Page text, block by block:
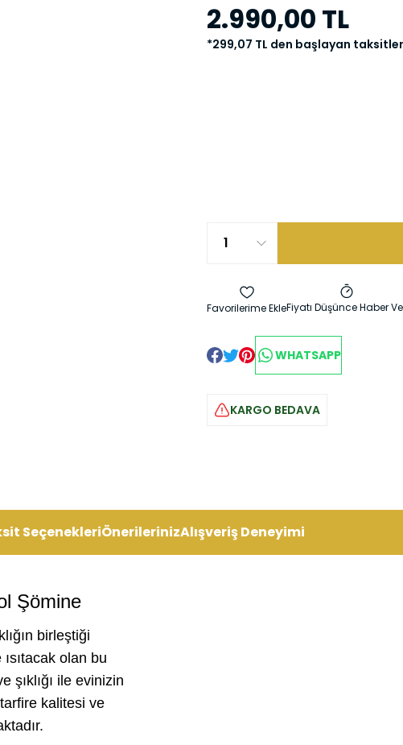
2.990,00 TL
*299,07 TL den başlayan
Fiyatı Düşünce Haber
WHATSAPP
KARGO BEDAVA
SeçenekleriÖnerilerinizAlışveriş Deneyimi
Şömine
birleştiği
olan bu
şıklığı ile evinizin
kalitesi ve